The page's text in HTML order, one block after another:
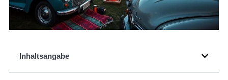
Inhaltsangabe